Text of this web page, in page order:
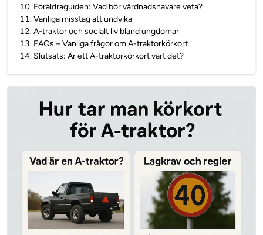
10. Föräldraguiden: Vad bör vårdnadshavare veta?
11.Vanliga misstag att undvika
12.A-traktor och socialt liv bland ungdomar
13. FAQs – Vanliga frågor om A-traktorkörkort
14. Slutsats: Är ett A-traktorkörkort värt det?